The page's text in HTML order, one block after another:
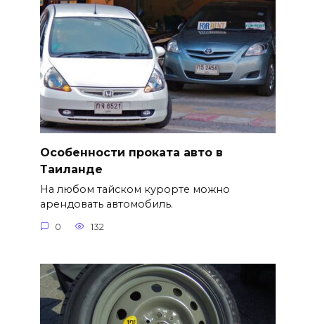
Особенности проката авто в
Таиланде
На любом тайском курорте можно
арендовать автомобиль.
0 132